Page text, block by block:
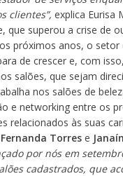
clientes”, explica Eurisa
que superou a crise de
próximos anos, o
de crescer e, com
salões, que sejam
nos salões de
e networking entre os
relacionados às suas
Fernanda Torres e
por nós em
cadastrados, que